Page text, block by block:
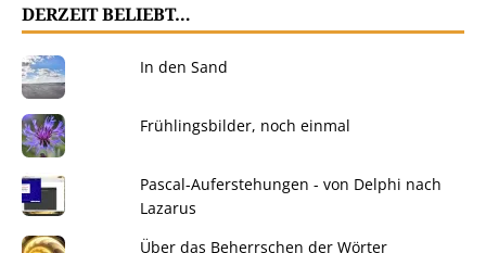
DERZEIT BELIEBT…
In den Sand
Frühlingsbilder, noch einmal
Pascal-Auferstehungen - von Delphi nach
Lazarus
Über das Beherrschen der Wörter